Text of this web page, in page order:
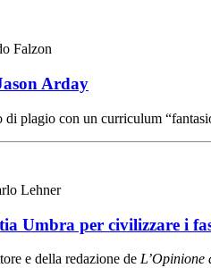
Falzon
Arday
di plagio con un curriculum
Lehner
Umbra per civilizzare i
e della redazione de L’Opinione